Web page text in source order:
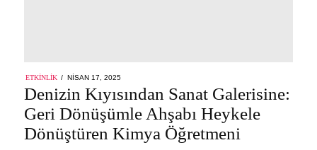
ETKINLIK
POSTED
ON
NISAN 17, 2025
2025
Denizin Kıyısından Sanat Galerisine:
Geri Dönüşümle Ahşabı Heykele
Dönüştüren Kimya Öğretmeni